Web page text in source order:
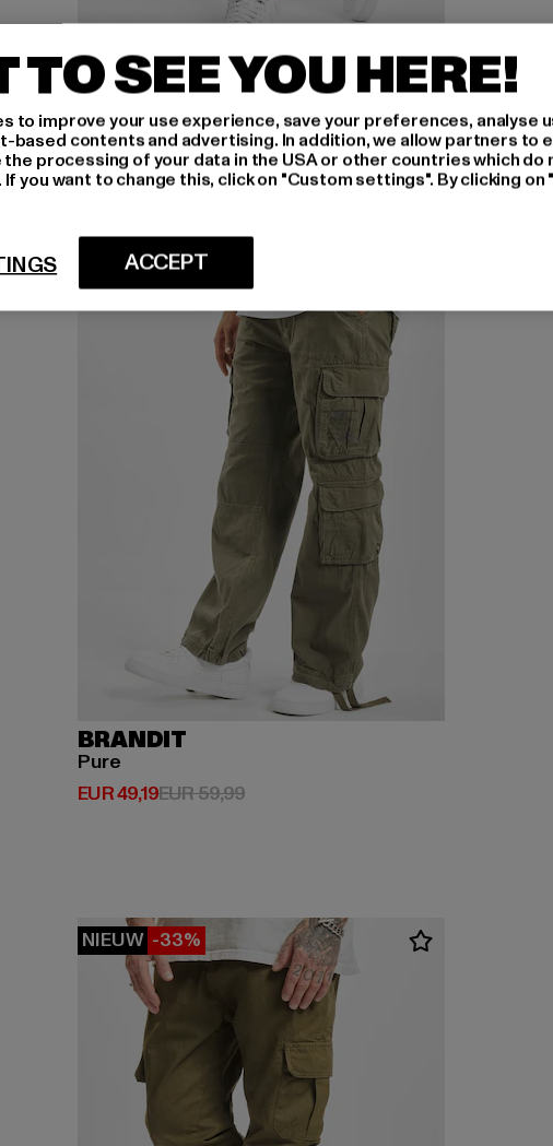
2Y PREMIUM
Finley
EUR 22,05
Huidige prijs: EUR 22,05
EUR 44,99Actieprijs: EUR 44,99
-18%
BRANDIT
Pure
EUR 49,19
Huidige prijs: EUR 49,19
EUR 59,99Actieprijs: EUR 59,99
NIEUW -33%
TO SEE YOU HERE!
to improve your use experience, save your preferences, analyse
based contents and advertising. In addition, we allow partners to
the processing of your data in the USA or other countries which do
you want to change this, click on "Custom settings". By clicking
ACCEPT